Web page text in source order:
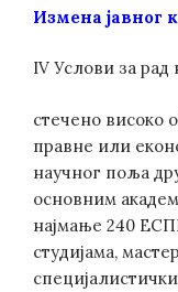
Измена јавног
IV Услови за рад
стечено високо
правне или
научног поља
основним
најмање 240
студијама,